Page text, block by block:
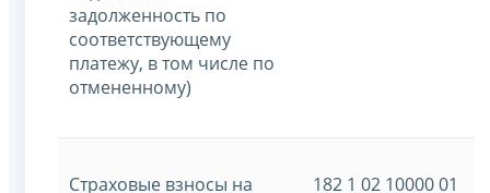
задолженность по
соответствующему
платежу, в том числе по
отмененному)
Страховые взносы на
182 1 02 10000 01